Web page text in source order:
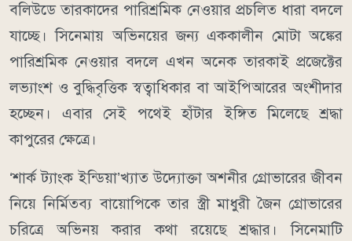
বলিউডে তারকাদের পারিশ্রমিক নেওয়ার প্রচলিত ধারা বদলে
যাচ্ছে। সিনেমায় অভিনয়ের জন্য এককালীন মোটা অঙ্কের
পারিশ্রমিক নেওয়ার বদলে এখন অনেক তারকাই প্রজেক্টের
লভ্যাংশ ও বুদ্ধিবৃত্তিক স্বত্বাধিকার বা আইপিআরের অংশীদার
হচ্ছেন। এবার সেই পথেই হাঁটার ইঙ্গিত মিলেছে শ্রদ্ধা
কাপুরের ক্ষেত্রে।
‘শার্ক ট্যাংক ইন্ডিয়া’খ্যাত উদ্যোক্তা অশনীর গ্রোভারের জীবন
নিয়ে নির্মিতব্য বায়োপিকে তার স্ত্রী মাধুরী জৈন গ্রোভারের
চরিত্রে অভিনয় করার কথা রয়েছে শ্রদ্ধার। সিনেমাটি